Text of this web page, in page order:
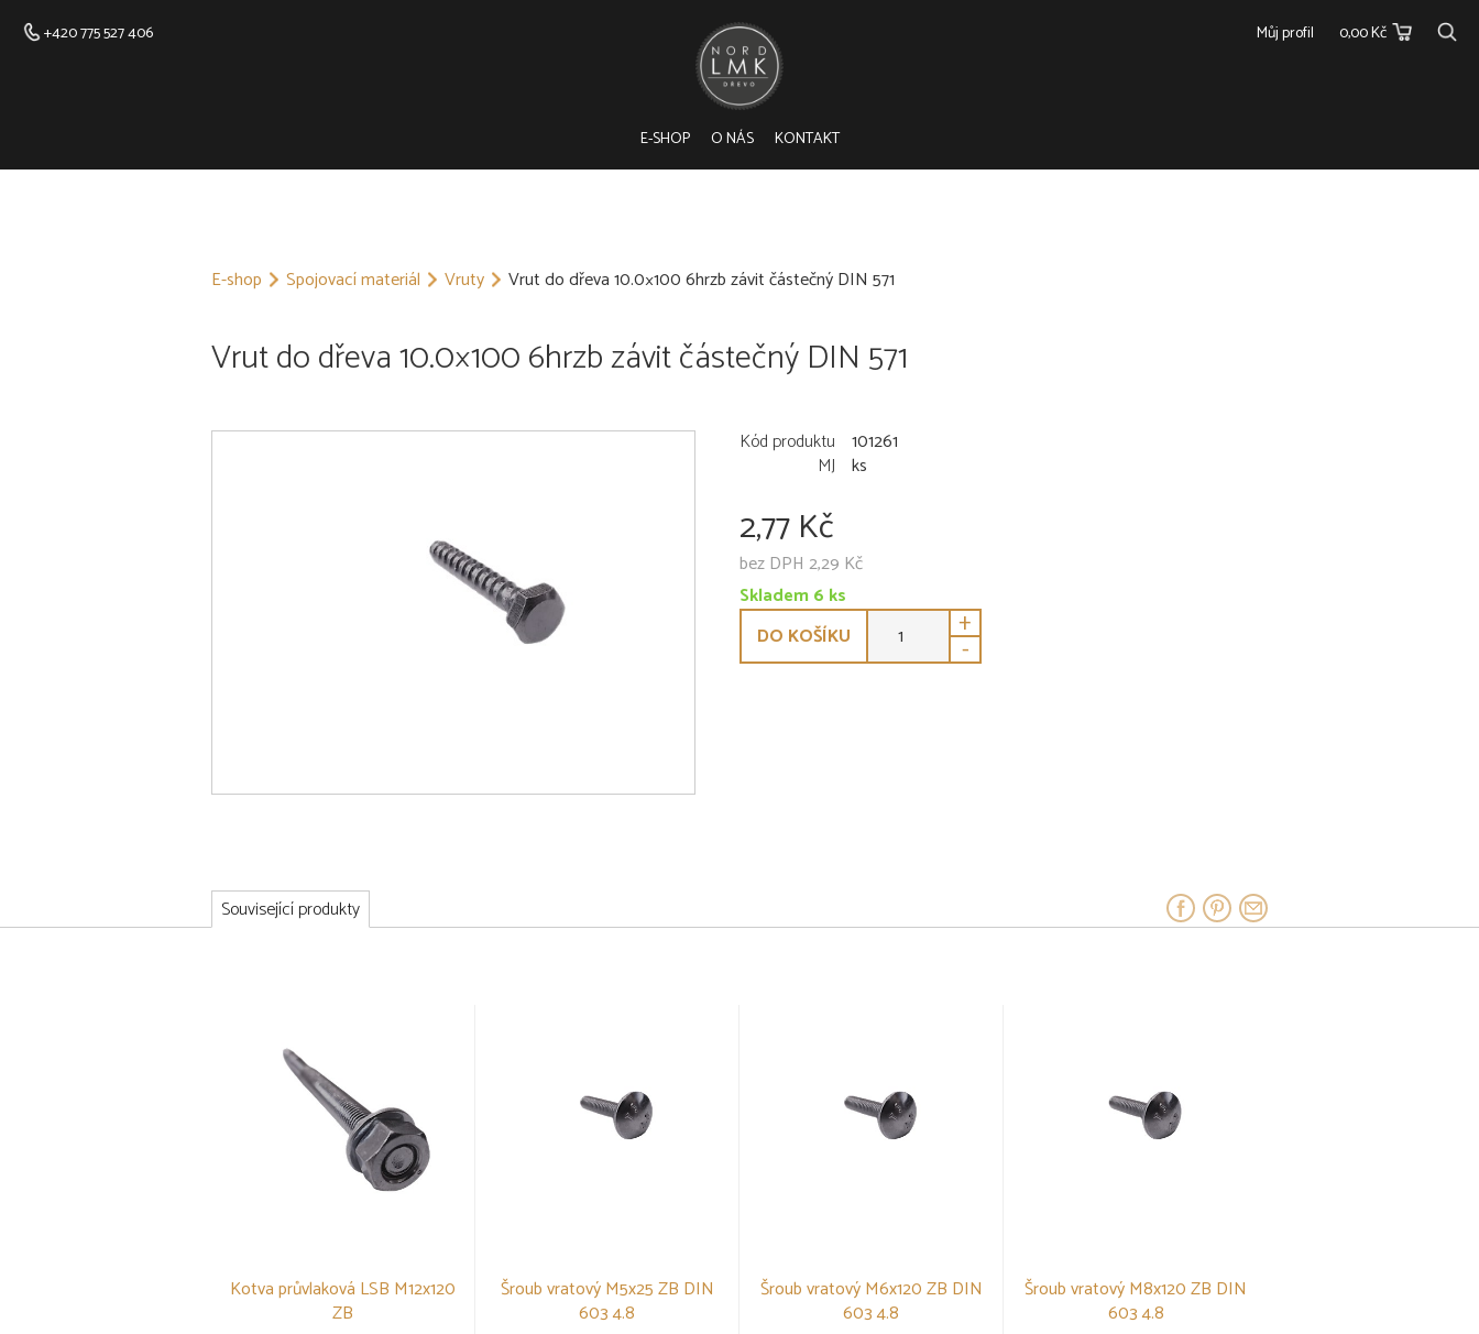
+420 775 527 406 Můj profil 0,00 Kč
E-SHOP O NÁS KONTAKT
E-shop Spojovací materiál Vruty Vrut do dřeva 10.0×100 6hrzb závit částečný DIN 571
Vrut do dřeva 10.0×100 6hrzb závit částečný DIN 571
Kód produktu 101261
MJ ks
2,77 Kč
bez DPH 2,29 Kč
Skladem 6 ks
DO KOŠÍKU
+
-
Související produkty
Kotva průvlaková LSB M12x120
ZB
Šroub vratový M5x25 ZB DIN
603 4.8
Šroub vratový M6x120 ZB DIN
603 4.8
Šroub vratový M8x120 ZB DIN
603 4.8